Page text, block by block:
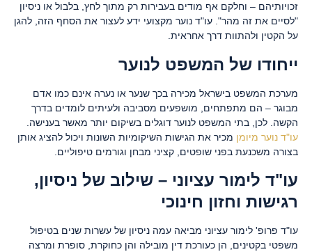
זכויותיהם – וחלקם אף מודים בעבירות רק מתוך לחץ, בלבול או ניסיון
"לסיים את זה מהר". עו"ד נוער מקצועי ידע לעצור את הסחף הזה, להגן
על הקטין ולהתוות דרך אחראית.
ייחודו של המשפט לנוער
מערכת המשפט בישראל מכירה בכך שנער או נערה אינם כמו אדם
מבוגר – הם מתפתחים, מושפעים מסביבה ולעיתים לומדים בדרך
הקשה. לכן, בתי המשפט לנוער דוגלים בשיקום יותר מאשר בענישה.
עו"ד נוער מיומן מכיר את הגישות השיקומיות השונות ויכול להציג אותן
בצורה משכנעת בפני שופטים, קציני מבחן וגורמים טיפוליים.
עו"ד לימור עציוני – שילוב של ניסיון,
רגישות וחזון חינוכי
עו"ד פרופ' לימור עציוני מביאה עמה ניסיון של עשרות שנים בטיפול
משפטי בקטינים, הן כעורכת דין מובילה והן כחוקרת, סופרת ומרצה